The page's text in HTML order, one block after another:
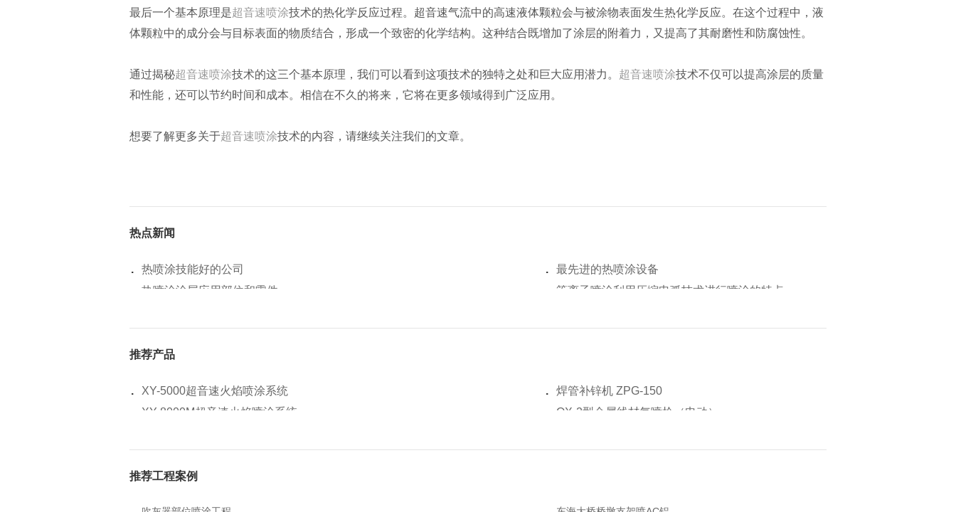
最后一个基本原理是超音速喷涂技术的热化学反应过程。超音速气流中的高速液体颗粒会与被涂物表面发生热化学反应。在这个过程中，液
体颗粒中的成分会与目标表面的物质结合，形成一个致密的化学结构。这种结合既增加了涂层的附着力，又提高了其耐磨性和防腐蚀性。
通过揭秘超音速喷涂技术的这三个基本原理，我们可以看到这项技术的独特之处和巨大应用潜力。 超音速喷涂技术不仅可以提高涂层的质量
和性能，还可以节约时间和成本。相信在不久的将来，它将在更多领域得到广泛应用。
想要了解更多关于超音速喷涂技术的内容，请继续关注我们的文章。
本文来源：
热点新闻
. 热喷涂技能好的公司 .
最先进的热喷涂设备
热喷涂涂层应用部位和零件
等离子喷涂利用压缩电弧技术进行喷涂的特点
. 陶瓷喷涂涂装工艺耐磨机能高
.
陶瓷喷涂内胆对人体有害吗 .
等离子喷涂间隔不同产生的影响
推荐产品
. XY-5000超音速火焰喷涂系统 .
焊管补锌机 ZPG-150
XY-8000M超音速火焰喷涂系统
QX-2型金属线材气喷枪（电动）
. ZDI-2000智能电弧喷涂设备
推荐工程案例